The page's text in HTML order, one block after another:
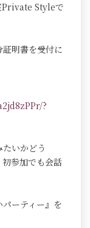
Private Styleで
明書を受付に
?
いかどう
参加でも会話
ーティー』を